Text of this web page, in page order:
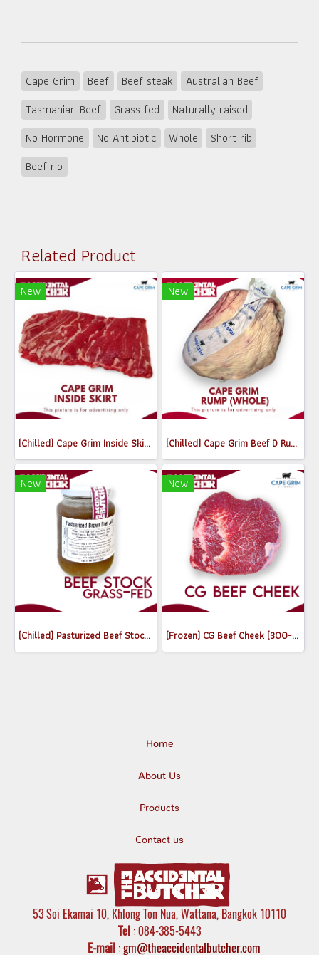
Cape Grim Beef Beef steak
Australian Beef
Tasmanian Beef
Grass fed
Naturally raised
No Hormone
No Antibiotic Whole
Short rib
Beef rib
Related Product
New
(Chilled) Cape Grim Inside Skirt Steak (เนื้อพื้นท้องด้านใน) (300-350g)
New
(Chilled) Cape Grim Beef D Rump (Whole) MB2-3
New
(Chilled) Pasturized Beef Stock (300ml) (Jar)
New
(Frozen) CG Beef Cheek (300-350g)
Home
About Us
Products
Contact us
53 Soi Ekamai 10, Khlong Ton Nua, Wattana, Bangkok 10110
Tel : 084-385-5443
E-mail:gm@theaccidentalbutcher.com